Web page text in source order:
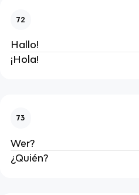
72
Hallo!
¡Hola!
73
Wer?
¿Quién?